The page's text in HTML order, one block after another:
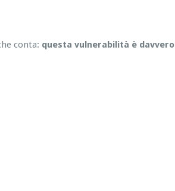
conta: questa vulnerabilità è davvero